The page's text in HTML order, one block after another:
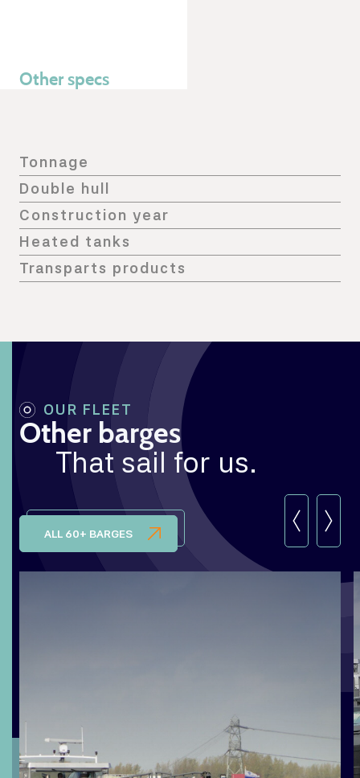
Other specs
Tonnage
Double hull
Construction year
Heated tanks
Transparts products
OUR FLEET
Other barges
That sail for us.
ALL 60+ BARGES
TONNAGE: 2149
DIMENSIONS: 86X11,40X3,40